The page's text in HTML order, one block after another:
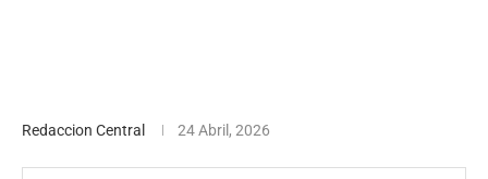
Redaccion Central 24 Abril, 2026